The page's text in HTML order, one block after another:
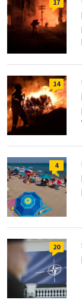
17
14
4
20